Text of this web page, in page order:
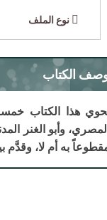
نوع الملف
الكتاب
هذا الكتاب
وأبو الغنر
به أم لا، وقدَّم